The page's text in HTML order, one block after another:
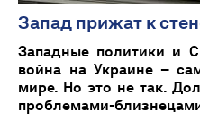
Запад прижат к
Западные политики и
война на Украине –
мире. Но это не так.
проблемами-